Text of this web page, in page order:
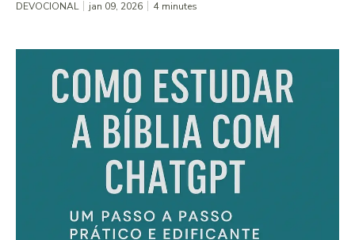
DEVOCIONAL jan 09, 2026 4 minutes